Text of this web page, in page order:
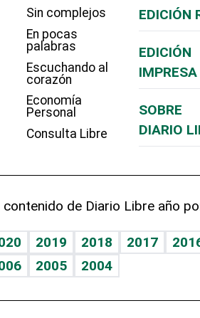
Sin complejos
En pocas
palabras
Escuchando al
corazón
Economía
Personal
Consulta Libre
EDICIÓN
EDICIÓN
IMPRESA
SOBRE
DIARIO
de Diario Libre año
2019 2018 2017
2005 2004